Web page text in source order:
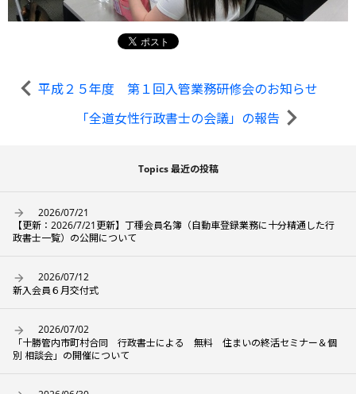
平成２５年度 第１回入管業務研修会のお知らせ
「全道女性行政書士の会議」の報告
Topics 最近の投稿
2026/07/21
【更新：2026/7/21更新】丁種会員名簿（自動車登録業務に十分精通した行
政書士一覧）の公開について
2026/07/12
新入会員６月交付式
2026/07/02
「十勝管内市町村合同 行政書士による 無料 住まいの終活セミナー＆個
別 相談会」の開催について